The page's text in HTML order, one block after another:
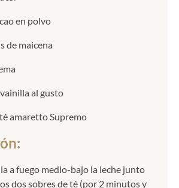
en polvo
de maicena
al gusto
amaretto Supremo
a fuego medio-bajo la leche junto
dos sobres de té (por 2 minutos y